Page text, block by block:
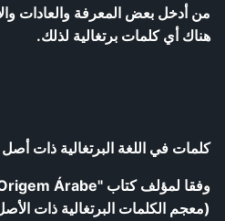
من أدخل بعض المعرفة والعادات
هناك أي كلمات برتغالية لذلك.
كلمات في اللغة البرتغالية ذات